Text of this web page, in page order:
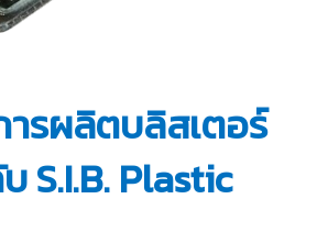
รผลิตบลิสเตอร์
S.I.B. Plastic